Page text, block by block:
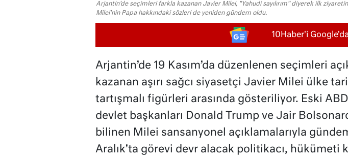
Arjantin'de seçimleri farkla kazanan Javier Milei, "Yahudi sayılırım" diyerek ilk
Milei'nin Papa hakkındaki sözleri de yeniden gündem oldu.
10Haber'i
Arjantin’de 19 Kasım’da düzenlenen seçimleri
kazanan aşırı sağcı siyasetçi Javier Milei ülke
tartışmalı figürleri arasında gösteriliyor. Eski
devlet başkanları Donald Trump ve Jair
bilinen Milei sansanyonel açıklamalarıyla
Aralık’ta görevi devr alacak politikacı, hükümeti